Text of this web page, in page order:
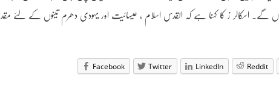
گے۔ اسکالر ز کا کہنا ہے کہ القدس اسلام ، عیسائیت اور یہودی دھرم تینوں کے لئے
Facebook Twitter LinkedIn Reddit